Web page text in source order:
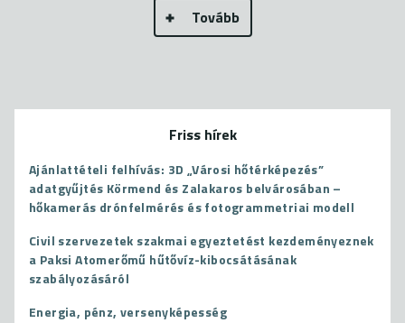
Tovább
Friss hírek
Ajánlattételi felhívás: 3D „Városi hőtérképezés”
adatgyűjtés Körmend és Zalakaros belvárosában –
hőkamerás drónfelmérés és fotogrammetriai modell
Civil szervezetek szakmai egyeztetést kezdeményeznek
a Paksi Atomerőmű hűtővíz-kibocsátásának
szabályozásáról
Energia, pénz, versenyképesség